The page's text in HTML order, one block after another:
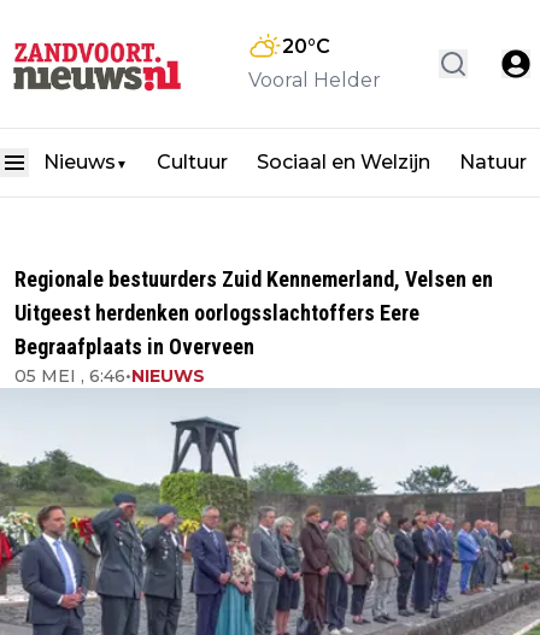
20°C
Vooral Helder
Nieuws ▼ Cultuur Sociaal en Welzijn Natuur
Regionale bestuurders Zuid Kennemerland, Velsen en
Uitgeest herdenken oorlogsslachtoffers Eere
Begraafplaats in Overveen
05 MEI , 6:46•NIEUWS